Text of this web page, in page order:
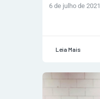
6 de julho de 2021
Leia Mais